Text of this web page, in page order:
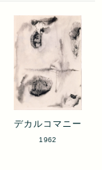
デカルコマニー
1962